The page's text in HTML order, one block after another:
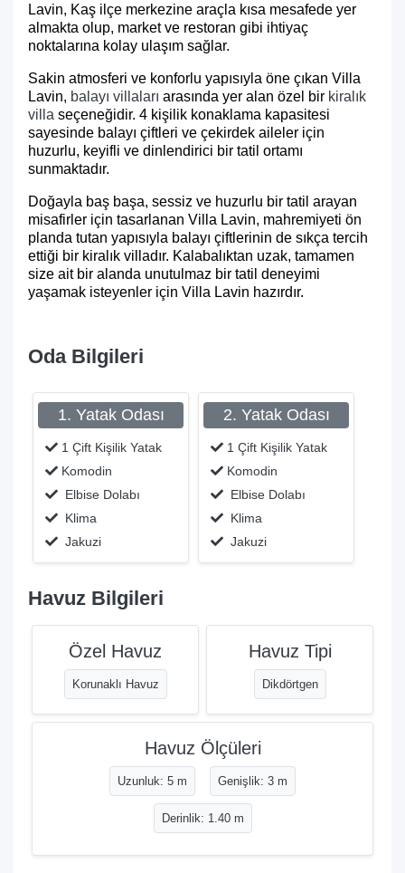
Lavin, Kaş ilçe merkezine araçla kısa mesafede yer
almakta olup, market ve restoran gibi ihtiyaç
noktalarına kolay ulaşım sağlar.
Sakin atmosferi ve konforlu yapısıyla öne çıkan Villa
Lavin, balayı villaları arasında yer alan özel bir kiralık
villa seçeneğidir. 4 kişilik konaklama kapasitesi
sayesinde balayı çiftleri ve çekirdek aileler için
huzurlu, keyifli ve dinlendirici bir tatil ortamı
sunmaktadır.
Doğayla baş başa, sessiz ve huzurlu bir tatil arayan
misafirler için tasarlanan Villa Lavin, mahremiyeti ön
planda tutan yapısıyla balayı çiftlerinin de sıkça tercih
ettiği bir kiralık villadır. Kalabalıktan uzak, tamamen
size ait bir alanda unutulmaz bir tatil deneyimi
yaşamak isteyenler için Villa Lavin hazırdır.
Oda Bilgileri
1. Yatak Odası
1 Çift Kişilik Yatak
Komodin
Elbise Dolabı
Klima
Jakuzi
2. Yatak Odası
1 Çift Kişilik Yatak
Komodin
Elbise Dolabı
Klima
Jakuzi
Havuz Bilgileri
Özel Havuz
Korunaklı Havuz
Havuz Tipi
Dikdörtgen
Havuz Ölçüleri
Uzunluk: 5 m Genişlik: 3 m
Derinlik: 1.40 m